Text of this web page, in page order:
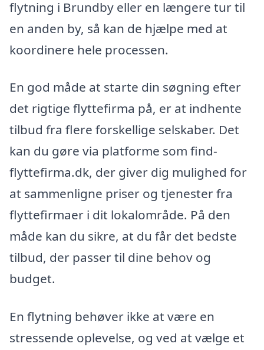
flytning i Brundby eller en længere tur til
en anden by, så kan de hjælpe med at
koordinere hele processen.
En god måde at starte din søgning efter
det rigtige flyttefirma på, er at indhente
tilbud fra flere forskellige selskaber. Det
kan du gøre via platforme som find-
flyttefirma.dk, der giver dig mulighed for
at sammenligne priser og tjenester fra
flyttefirmaer i dit lokalområde. På den
måde kan du sikre, at du får det bedste
tilbud, der passer til dine behov og
budget.
En flytning behøver ikke at være en
stressende oplevelse, og ved at vælge et